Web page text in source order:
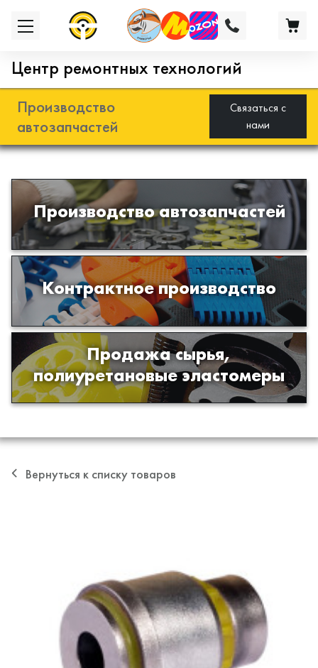
Центр ремонтных технологий
Производство
автозапчастей
Связаться с
нами
Производство автозапчастей
Разработка и производство деталей
из эластомеров для подвески
автомобиля
Контрактное производство
Производство изделий из пластиков
и полимеров по образцам либо
чертежам заказчика
Продажа сырья,
полиуретановые эластомеры
Продажа сырья для производства
изделий из полиуретана
Вернуться к списку товаров